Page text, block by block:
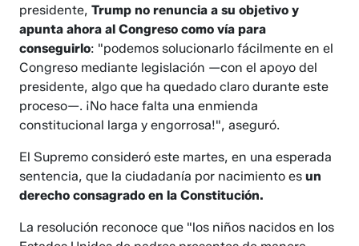
presidente,Trump no renuncia a su objetivo y
apunta ahora al Congreso como vía para
conseguirlo: "podemos solucionarlo fácilmente en el
Congreso mediante legislación —con el apoyo del
presidente, algo que ha quedado claro durante este
proceso—. ¡No hace falta una enmienda
constitucional larga y engorrosa!", aseguró.
El Supremo consideró este martes, en una esperada
sentencia, que la ciudadanía por nacimiento es un
derecho consagrado en la Constitución.
La resolución reconoce que "los niños nacidos en los